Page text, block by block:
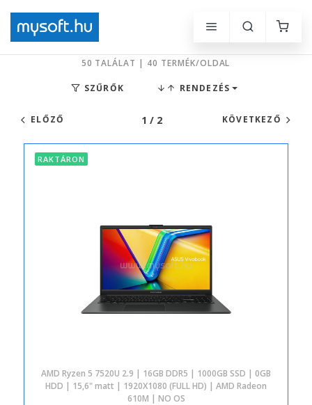
50 TALÁLAT | 40 TERMÉK/OLDAL
SZŰRŐK RENDEZÉS
ELŐZŐ 1 / 2 KÖVETKEZŐ
RAKTÁRON
AMD Ryzen 5 7520U 2.9 | 16GB DDR5 | 1000GB SSD | 0GB
HDD | 15,6" matt | 1920X1080 (FULL HD) | AMD Radeon
610M | NO OS